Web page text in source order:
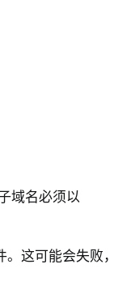
域名必须以
这可能会失败，